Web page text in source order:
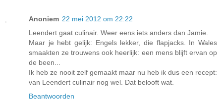
Anoniem 22 mei 2012 om 22:22
Leendert gaat culinair. Weer eens iets anders dan Jamie.
Maar je hebt gelijk: Engels lekker, die flapjacks. In Wales
smaakten ze trouwens ook heerlijk: een mens blijft ervan op
de been...
Ik heb ze nooit zelf gemaakt maar nu heb ik dus een recept:
van Leendert culinair nog wel. Dat belooft wat.
Beantwoorden